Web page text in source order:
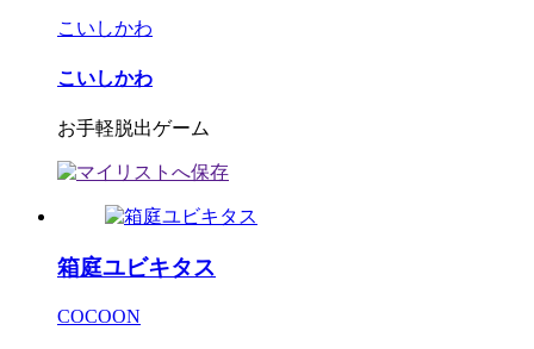
こいしかわ
こいしかわ
お手軽脱出ゲーム
箱庭ユビキタス
COCOON